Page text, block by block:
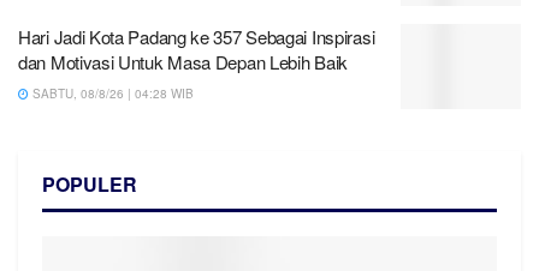
Hari Jadi Kota Padang ke 357 Sebagai Inspirasi
dan Motivasi Untuk Masa Depan Lebih Baik
SABTU, 08/8/26 | 04:28 WIB
POPULER